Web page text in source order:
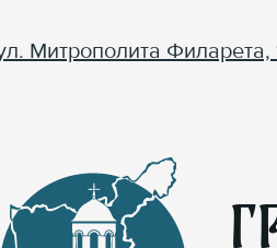
Митрополита Филарета,